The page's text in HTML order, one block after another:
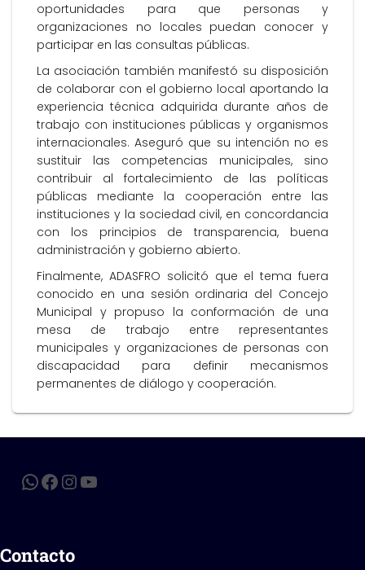
oportunidades para que personas y
organizaciones no locales puedan conocer y
participar en las consultas públicas.
La asociación también manifestó su disposición
de colaborar con el gobierno local aportando la
experiencia técnica adquirida durante años de
trabajo con instituciones públicas y organismos
internacionales. Aseguró que su intención no es
sustituir las competencias municipales, sino
contribuir al fortalecimiento de las políticas
públicas mediante la cooperación entre las
instituciones y la sociedad civil, en concordancia
con los principios de transparencia, buena
administración y gobierno abierto.
Finalmente, ADASFRO solicitó que el tema fuera
conocido en una sesión ordinaria del Concejo
Municipal y propuso la conformación de una
mesa de trabajo entre representantes
municipales y organizaciones de personas con
discapacidad para definir mecanismos
permanentes de diálogo y cooperación.
Contacto